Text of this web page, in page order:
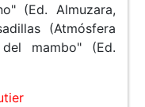
(Ed. Almuzara,
(Atmósfera
mambo" (Ed.